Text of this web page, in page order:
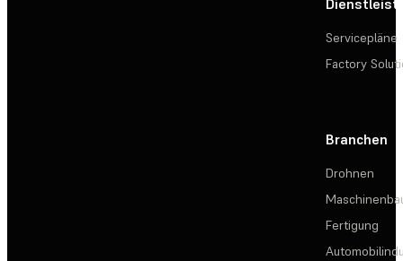
Servicepläne
Factory
Branchen
Drohnen
Fertigung